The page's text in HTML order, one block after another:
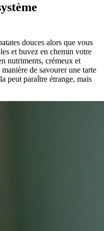
douces alors que vous
et buvez en chemin votre
nutriments, crémeux et
de savourer une tarte
peut paraître étrange, mais